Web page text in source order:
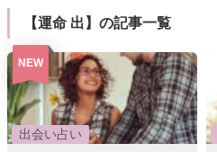
【運命 出】の記事一覧
NEW
出会い占い